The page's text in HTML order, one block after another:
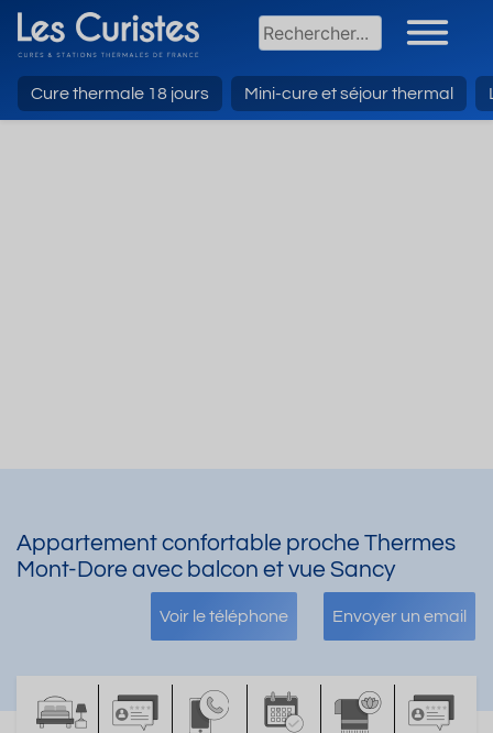
Cure thermale 18 jours Mini-cure et séjour thermal
Appartement confortable proche Thermes
Mont-Dore avec balcon et vue Sancy
Voir le téléphone Envoyer un email